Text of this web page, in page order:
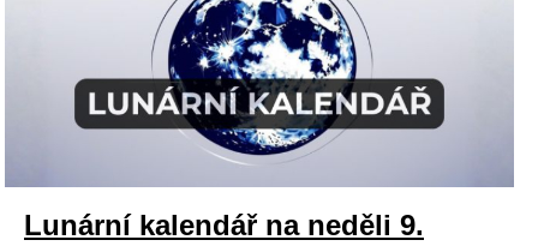
Lunární kalendář na neděli 9.